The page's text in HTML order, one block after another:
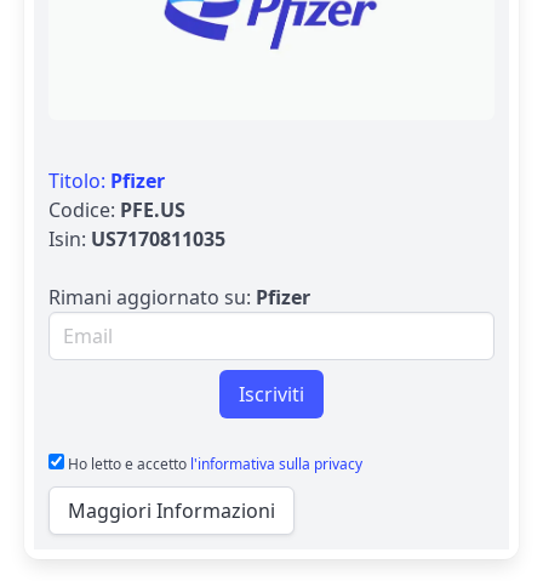
Titolo: Pfizer
Codice: PFE.US
Isin: US7170811035
Rimani aggiornato su: Pfizer
Email per newsletter
Iscriviti
Ho letto e accetto l'informativa sulla privacy
Maggiori Informazioni